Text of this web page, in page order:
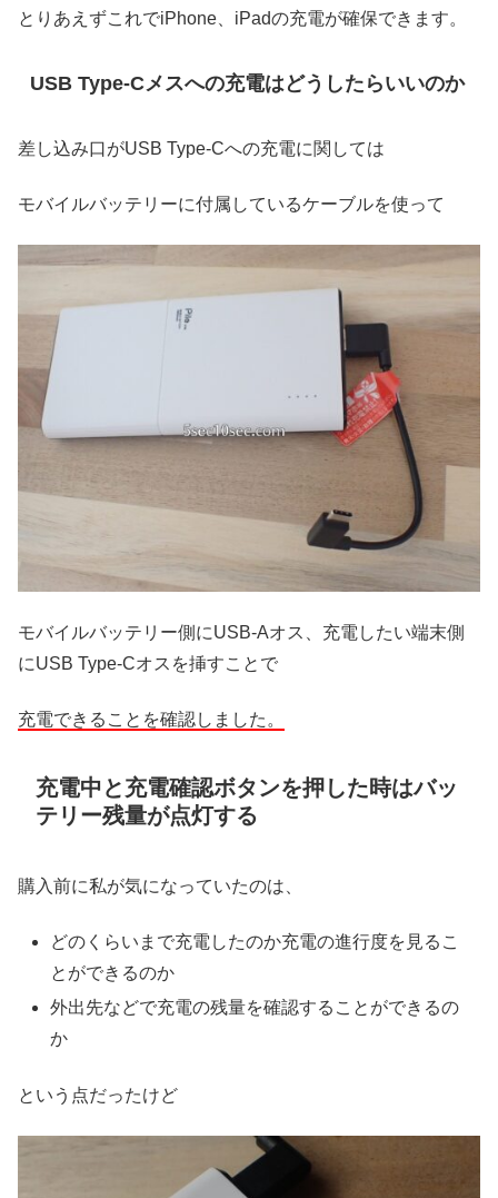
とりあえずこれでiPhone、iPadの充電が確保できます。
USB Type-Cメスへの充電はどうしたらいいのか
差し込み口がUSB Type-Cへの充電に関しては
モバイルバッテリーに付属しているケーブルを使って
モバイルバッテリー側にUSB-Aオス、充電したい端末側
にUSB Type-Cオスを挿すことで
充電できることを確認しました。
充電中と充電確認ボタンを押した時はバッ
テリー残量が点灯する
購入前に私が気になっていたのは、
どのくらいまで充電したのか充電の進行度を見るこ
とができるのか
外出先などで充電の残量を確認することができるの
か
という点だったけど